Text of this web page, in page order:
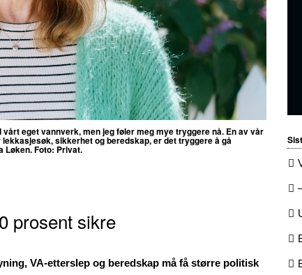
eget vannverk, men jeg føler meg mye tryggere nå. En av vår
sikkerhet og beredskap, er det tryggere å gå
Løken. Foto: Privat.
prosent sikre
VA-etterslep og beredskap må få større politisk